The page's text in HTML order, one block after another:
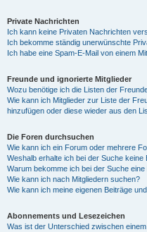
Private Nachrichten
Ich kann keine Privaten Nachrichten
Ich bekomme ständig unerwünschte
Ich habe eine Spam-E-Mail von einem
Freunde und ignorierte Mitglieder
Wozu benötige ich die Listen der
Wie kann ich Mitglieder zur Liste der
hinzufügen oder diese wieder aus den
Die Foren durchsuchen
Wie kann ich ein Forum oder mehrere
Weshalb erhalte ich bei der Suche keine
Warum bekomme ich bei der Suche eine
Wie kann ich nach Mitgliedern suchen?
Wie kann ich meine eigenen Beiträge
Abonnements und Lesezeichen
Was ist der Unterschied zwischen